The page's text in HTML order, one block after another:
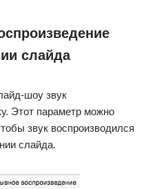
слайда
шоу звук
Этот параметр можно
звук воспроизводился
слайда.